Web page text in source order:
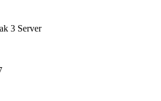
3 Server